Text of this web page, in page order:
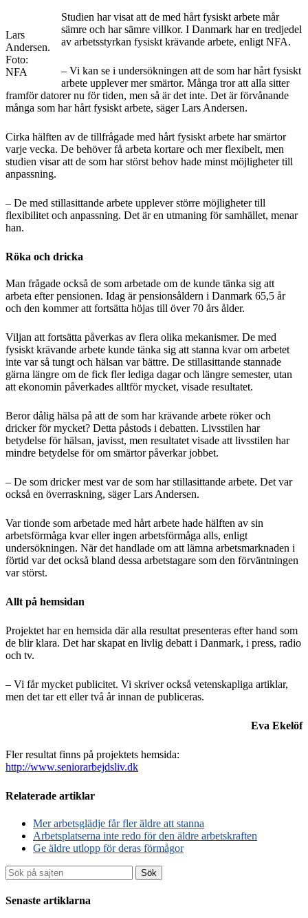
Lars
Andersen.
Foto:
NFA
Studien har visat att de med hårt fysiskt arbete mår
sämre och har sämre villkor. I Danmark har en tredjedel
av arbetsstyrkan fysiskt krävande arbete, enligt NFA.
– Vi kan se i undersökningen att de som har hårt fysiskt
arbete upplever mer smärtor. Många tror att alla sitter
framför datorer nu för tiden, men så är det inte. Det är förvånande
många som har hårt fysiskt arbete, säger Lars Andersen.
Cirka hälften av de tillfrågade med hårt fysiskt arbete har smärtor
varje vecka. De behöver få arbeta kortare och mer flexibelt, men
studien visar att de som har störst behov hade minst möjligheter till
anpassning.
– De med stillasittande arbete upplever större möjligheter till
flexibilitet och anpassning. Det är en utmaning för samhället, menar
han.
Röka och dricka
Man frågade också de som arbetade om de kunde tänka sig att
arbeta efter pensionen. Idag är pensionsåldern i Danmark 65,5 år
och den kommer att fortsätta höjas till över 70 års ålder.
Viljan att fortsätta påverkas av flera olika mekanismer. De med
fysiskt krävande arbete kunde tänka sig att stanna kvar om arbetet
inte var så tungt och hälsan var bättre. De stillasittande stannade
gärna längre om de fick fler lediga dagar och längre semester, utan
att ekonomin påverkades alltför mycket, visade resultatet.
Beror dålig hälsa på att de som har krävande arbete röker och
dricker för mycket? Detta påstods i debatten. Livsstilen har
betydelse för hälsan, javisst, men resultatet visade att livsstilen har
mindre betydelse för om smärtor påverkar jobbet.
– De som dricker mest var de som har stillasittande arbete. Det var
också en överraskning, säger Lars Andersen.
Var tionde som arbetade med hårt arbete hade hälften av sin
arbetsförmåga kvar eller ingen arbetsförmåga alls, enligt
undersökningen. När det handlade om att lämna arbetsmarknaden i
förtid var det också bland dessa arbetstagare som den förväntningen
var störst.
Allt på hemsidan
Projektet har en hemsida där alla resultat presenteras efter hand som
de blir klara. Det har skapat en livlig debatt i Danmark, i press, radio
och tv.
– Vi får mycket publicitet. Vi skriver också vetenskapliga artiklar,
men det tar ett eller två år innan de publiceras.
Eva Ekelöf
Fler resultat finns på projektets hemsida:
http://www.seniorarbejdsliv.dk
Relaterade artiklar
Mer arbetsglädje får fler äldre att stanna
Arbetsplatserna inte redo för den äldre arbetskraften
Ge äldre utlopp för deras förmågor
Sök
Senaste artiklarna